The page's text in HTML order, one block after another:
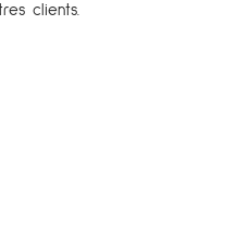
clients.